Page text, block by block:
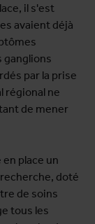
il s'est
avaient déjà
ganglions
par la prise
régional ne
de mener
place un
doté
de soins
tous les